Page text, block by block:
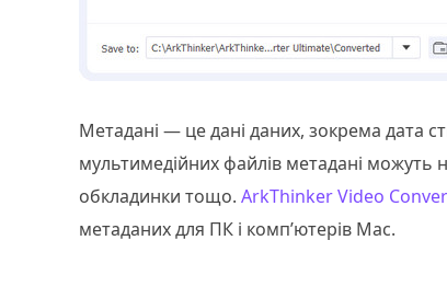
Метадані — це дані даних, зокрема дата
мультимедійних файлів метадані можуть
обкладинки тощо. ArkThinker Video
метаданих для ПК і комп’ютерів Mac.